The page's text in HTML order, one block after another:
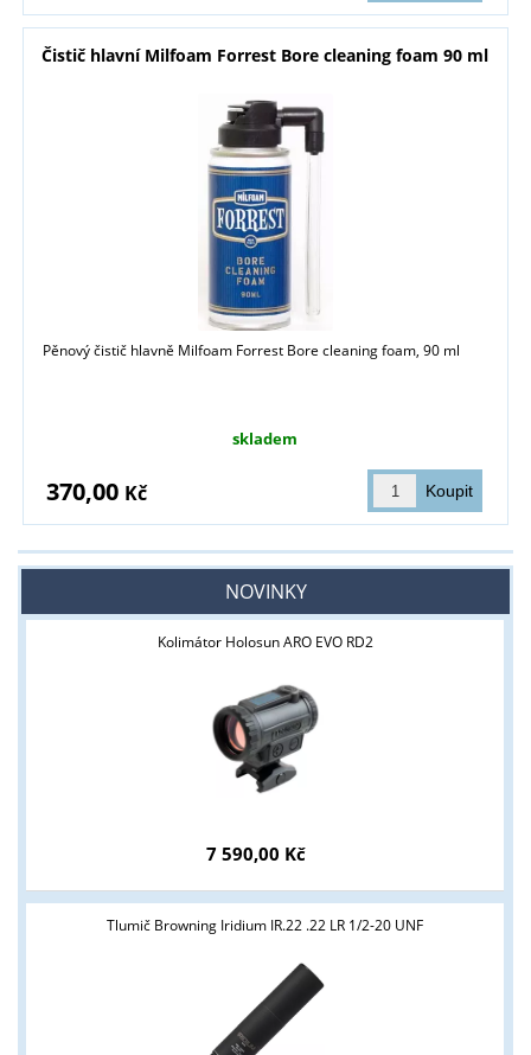
Čistič hlavní Milfoam Forrest Bore cleaning foam 90 ml
Pěnový čistič hlavně Milfoam Forrest Bore cleaning foam, 90 ml
skladem
370,00 Kč
NOVINKY
Kolimátor Holosun ARO EVO RD2
7 590,00 Kč
Tlumič Browning Iridium IR.22 .22 LR 1/2-20 UNF